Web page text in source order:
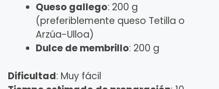
Queso gallego: 200 g
(preferiblemente queso Tetilla o
Arzúa-Ulloa)
Dulce de membrillo: 200 g
Dificultad: Muy fácil